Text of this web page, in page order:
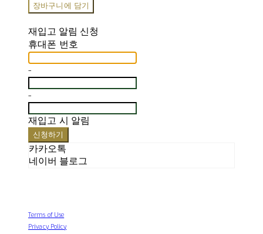
장바구니에 담기
재입고 알림 신청
휴대폰 번호
-
-
재입고 시 알림
신청하기
카카오톡
네이버 블로그
Terms of Use
Privacy Policy